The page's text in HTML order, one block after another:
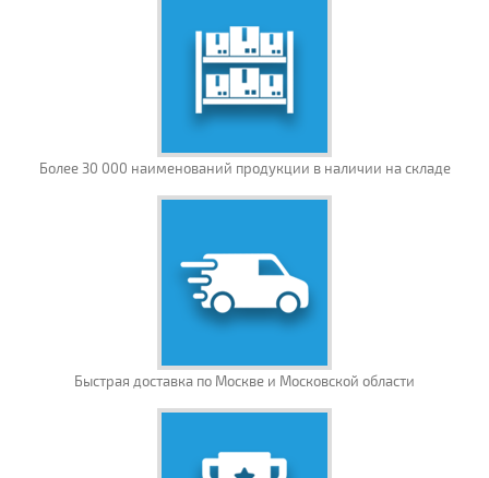
Более 30 000 наименований продукции в наличии на складе
Быстрая доставка по Москве и Московской области